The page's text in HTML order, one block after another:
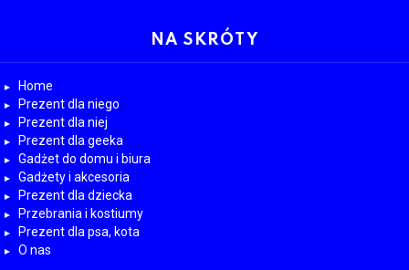
NA SKRÓTY
Home
Prezent dla niego
Prezent dla niej
Prezent dla geeka
Gadżet do domu i biura
Gadżety i akcesoria
Prezent dla dziecka
Przebrania i kostiumy
Prezent dla psa, kota
O nas